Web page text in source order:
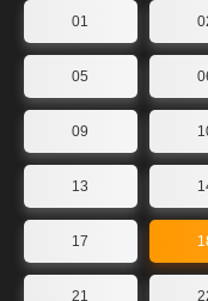
01
05
09
13
17
21